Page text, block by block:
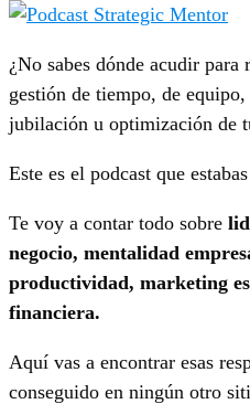
¿No sabes dónde acudir para
gestión de tiempo, de
jubilación u optimización de
Este es el podcast que
Te voy a contar todo sobre
negocio, mentalidad
productividad, marketing
financiera.
Aquí vas a encontrar esas
conseguido en ningún otro